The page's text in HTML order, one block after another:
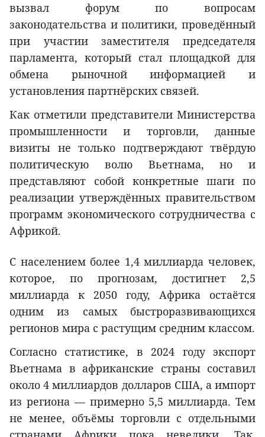
вызвал форум по вопросам
законодательства и политики, проведённый
при участии заместителя председателя
парламента, который стал площадкой для
обмена рыночной информацией и
установления партнёрских связей.
Как отметили представители Министерства
промышленности и торговли, данные
визиты не только подтверждают твёрдую
политическую волю Вьетнама, но и
представляют собой конкретные шаги по
реализации утверждённых правительством
программ экономического сотрудничества с
Африкой.
С населением более 1,4 миллиарда человек,
которое, по прогнозам, достигнет 2,5
миллиарда к 2050 году, Африка остаётся
одним из самых быстроразвивающихся
регионов мира с растущим средним классом.
Согласно статистике, в 2024 году экспорт
Вьетнама в африканские страны составил
около 4 миллиардов долларов США, а импорт
из региона — примерно 5,5 миллиарда. Тем
не менее, объёмы торговли с отдельными